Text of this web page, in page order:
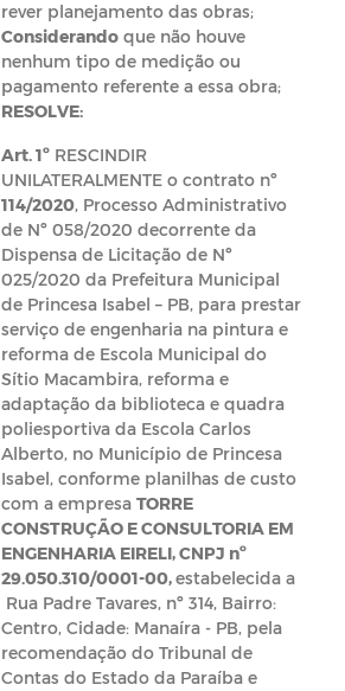
rever planejamento das obras;
Considerandoque não houve
nenhum tipo de medição ou
pagamento referente a essa obra;
RESOLVE:
Art. 1ºRESCINDIR
UNILATERALMENTE o contrato nº
114/2020, Processo Administrativo
de Nº 058/2020 decorrente da
Dispensa de Licitação de Nº
025/2020 da Prefeitura Municipal
de Princesa Isabel – PB, para prestar
serviço de engenharia na pintura e
reforma de Escola Municipal do
Sítio Macambira, reforma e
adaptação da biblioteca e quadra
poliesportiva da Escola Carlos
Alberto, no Município de Princesa
Isabel, conforme planilhas de custo
com a empresa TORRE
CONSTRUÇÃO E CONSULTORIA EM
ENGENHARIA EIRELI, CNPJ nº
29.050.310/0001-00,estabelecida a
Rua Padre Tavares, nº 314, Bairro:
Centro, Cidade: Manaíra - PB, pela
recomendação do Tribunal de
Contas do Estado da Paraíba e